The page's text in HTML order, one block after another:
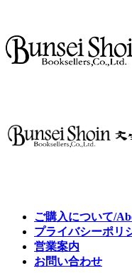
ご購入について/
プライバシーポリ
営業案内
お問い合わせ